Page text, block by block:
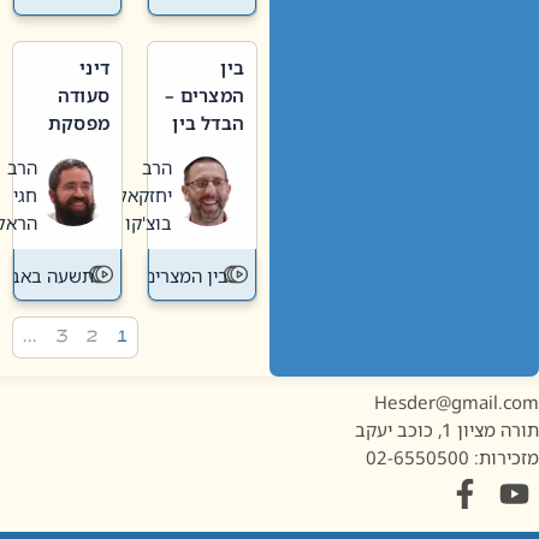
בין
המצרים –
הבדל בין
חדשה
לישנה
הרב
יחזקאל
בוצ'קו
בין המצרים
דיני
סעודה
מפסקת
תשעה
באב
הרב
חגי
הראל
תשעה באב
1, כוכב יעקב
02-6550500